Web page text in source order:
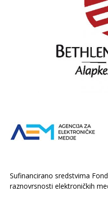
Sufinancirano sredstvima
raznovrsnosti elektroničkih